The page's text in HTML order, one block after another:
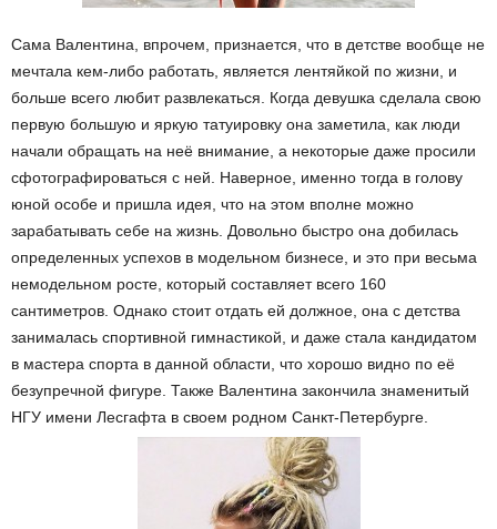
Сама Валентина, впрочем, признается, что в детстве вообще не
мечтала кем-либо работать, является лентяйкой по жизни, и
больше всего любит развлекаться. Когда девушка сделала свою
первую большую и яркую татуировку она заметила, как люди
начали обращать на неё внимание, а некоторые даже просили
сфотографироваться с ней. Наверное, именно тогда в голову
юной особе и пришла идея, что на этом вполне можно
зарабатывать себе на жизнь. Довольно быстро она добилась
определенных успехов в модельном бизнесе, и это при весьма
немодельном росте, который составляет всего 160
сантиметров. Однако стоит отдать ей должное, она с детства
занималась спортивной гимнастикой, и даже стала кандидатом
в мастера спорта в данной области, что хорошо видно по её
безупречной фигуре. Также Валентина закончила знаменитый
НГУ имени Лесгафта в своем родном Санкт-Петербурге.